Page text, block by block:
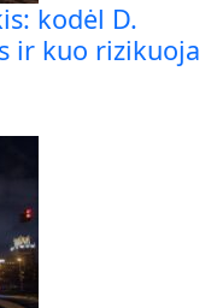
kodėl D.
ir kuo rizikuoja